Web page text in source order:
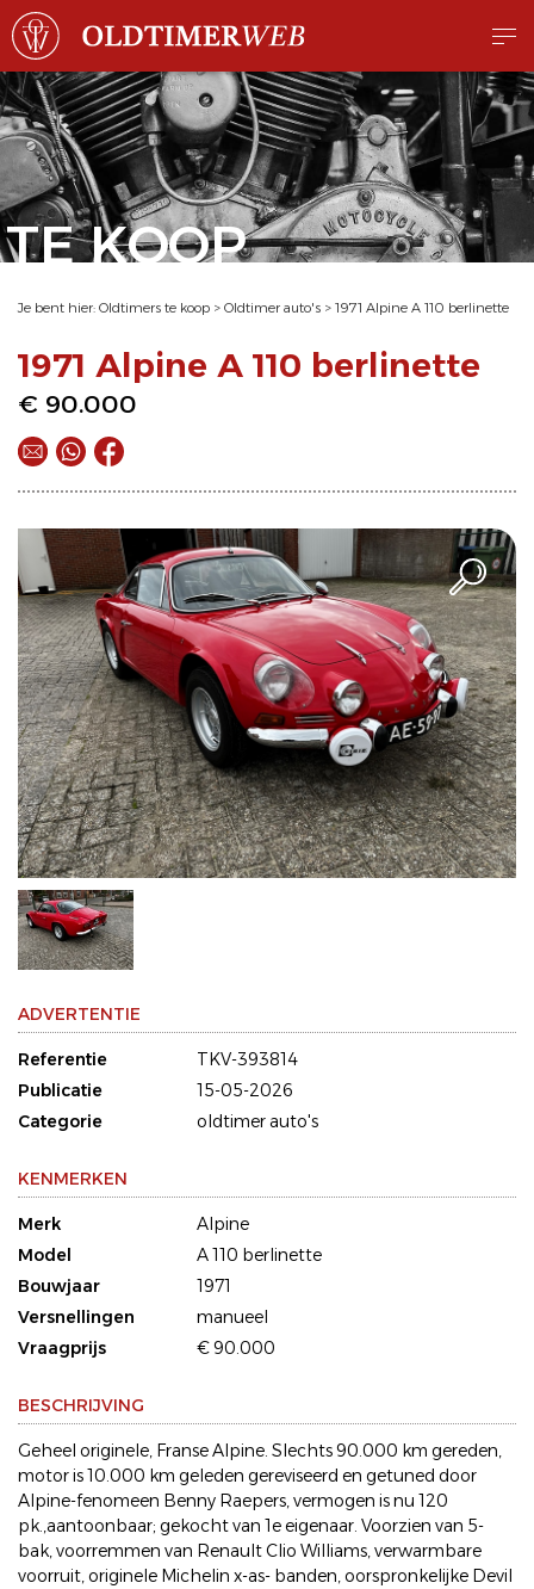
TE KOOP
Je bent hier: Oldtimers te koop > Oldtimer auto's > 1971 Alpine A 110 berlinette
1971 Alpine A 110 berlinette
€ 90.000
ADVERTENTIE
Referentie
TKV-393814
Publicatie
15-05-2026
Categorie
oldtimer auto's
KENMERKEN
Merk
Alpine
Model
A 110 berlinette
Bouwjaar
1971
Versnellingen
manueel
Vraagprijs
€ 90.000
BESCHRIJVING
Geheel originele, Franse Alpine. Slechts 90.000 km gereden,
motor is 10.000 km geleden gereviseerd en getuned door
Alpine-fenomeen Benny Raepers, vermogen is nu 120
pk.,aantoonbaar; gekocht van 1e eigenaar. Voorzien van 5-
bak, voorremmen van Renault Clio Williams, verwarmbare
voorruit, originele Michelin x-as- banden, oorspronkelijke Devil